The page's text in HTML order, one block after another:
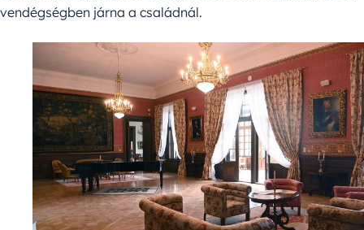
vendégségben járna a családnál.